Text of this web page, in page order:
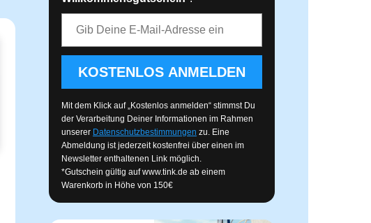
KOSTENLOS ANMELDEN
Mit dem Klick auf „Kostenlos anmelden“ stimmst Du
der Verarbeitung Deiner Informationen im Rahmen
unserer Datenschutzbestimmungen zu. Eine
Abmeldung ist jederzeit kostenfrei über einen im
Newsletter enthaltenen Link möglich.
*Gutschein gültig aufwww.tink.de ab einem
Warenkorb in Höhe von 150€